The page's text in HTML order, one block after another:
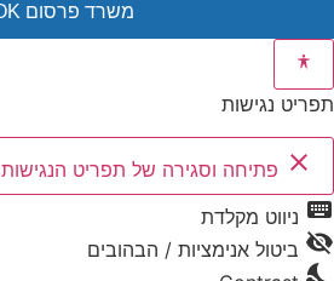
משרד פרסום OK
תפריט נגישות
close פתיחה וסגירה של תפריט הנגישות
keyboard ניווט מקלדת
visibility_off ביטול אנימציות / הבהובים
nights_stay